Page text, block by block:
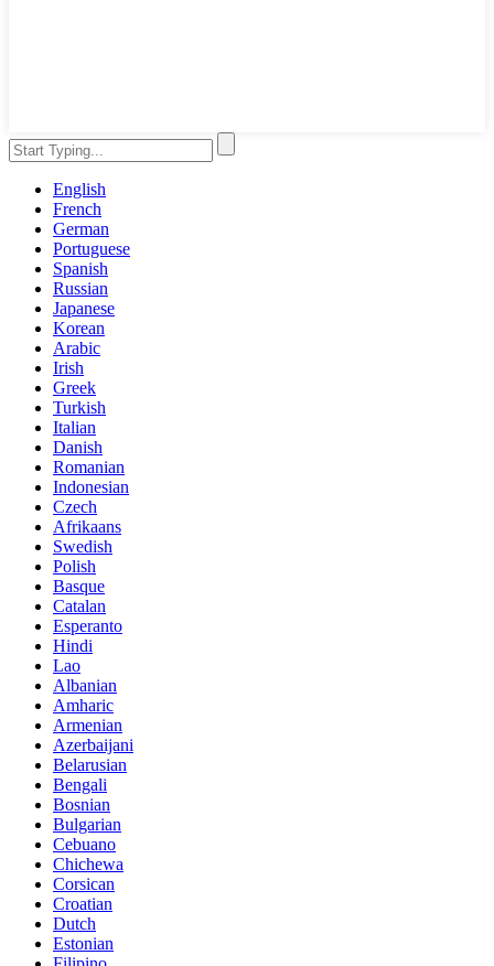
English
French
German
Portuguese
Spanish
Russian
Japanese
Korean
Arabic
Irish
Greek
Turkish
Italian
Danish
Romanian
Indonesian
Czech
Afrikaans
Swedish
Polish
Basque
Catalan
Esperanto
Hindi
Lao
Albanian
Amharic
Armenian
Azerbaijani
Belarusian
Bengali
Bosnian
Bulgarian
Cebuano
Chichewa
Corsican
Croatian
Dutch
Estonian